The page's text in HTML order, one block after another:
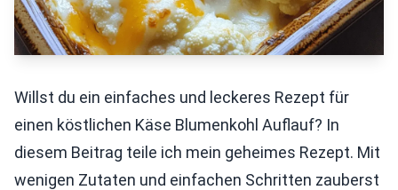
Willst du ein einfaches und leckeres Rezept für
einen köstlichen Käse Blumenkohl Auflauf? In
diesem Beitrag teile ich mein geheimes Rezept. Mit
wenigen Zutaten und einfachen Schritten zauberst